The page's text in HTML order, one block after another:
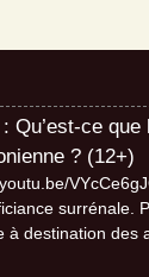
Qu’est-ce que
? (12+)
surrénale.
à destination des